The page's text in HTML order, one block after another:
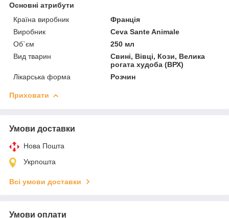
Основні атрибути
Країна виробник
Франція
Виробник
Ceva Sante Animale
Об`єм
250 мл
Вид тварин
Свині, Вівці, Кози, Велика
рогата худоба (ВРХ)
Лікарська форма
Розчин
Приховати
Умови доставки
Нова Пошта
Укрпошта
Всі умови доставки
Умови оплати